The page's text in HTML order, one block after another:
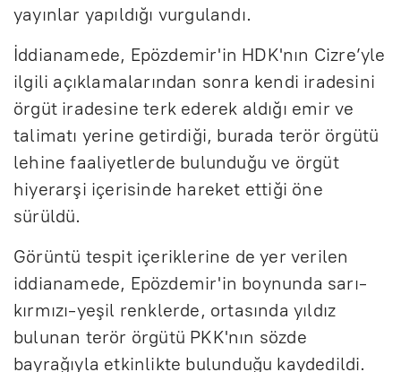
yayınlar yapıldığı vurgulandı.
İddianamede, Epözdemir'in HDK'nın Cizre’yle
ilgili açıklamalarından sonra kendi iradesini
örgüt iradesine terk ederek aldığı emir ve
talimatı yerine getirdiği, burada terör örgütü
lehine faaliyetlerde bulunduğu ve örgüt
hiyerarşi içerisinde hareket ettiği öne
sürüldü.
Görüntü tespit içeriklerine de yer verilen
iddianamede, Epözdemir'in boynunda sarı-
kırmızı-yeşil renklerde, ortasında yıldız
bulunan terör örgütü PKK'nın sözde
bayrağıyla etkinlikte bulunduğu kaydedildi.